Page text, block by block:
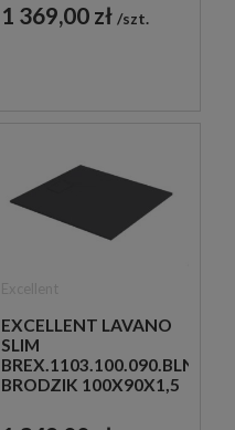
1 369,00 zł szt.
EXCELLENT LAVANO
SLIM
BREX.1103.100.090.BLN
BRODZIK 100X90X1,5